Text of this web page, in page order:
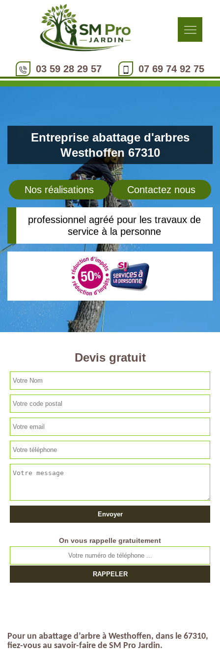
03 59 28 29 57 07 69 74 92 75
Entreprise abattage d'arbres
Westhoffen 67310
Nos réalisations Contactez nous
professionnel agréé pour les travaux de
service à la personne
Devis gratuit
On vous rappelle gratuitement
Pour un abattage d’arbre à Westhoffen, dans le 67310,
fiez-vous au savoir-faire de SM Pro Jardin.